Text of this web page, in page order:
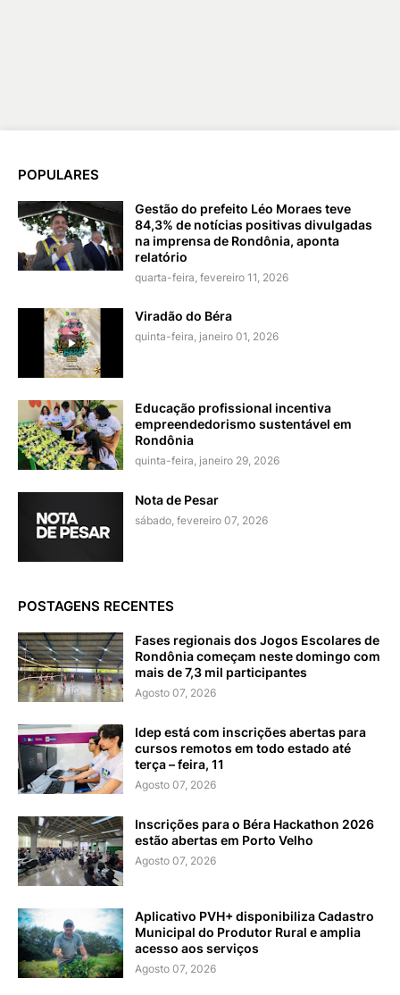
POPULARES
Gestão do prefeito Léo Moraes teve
84,3% de notícias positivas divulgadas
na imprensa de Rondônia, aponta
relatório
quarta-feira, fevereiro 11, 2026
Viradão do Béra
quinta-feira, janeiro 01, 2026
Educação profissional incentiva
empreendedorismo sustentável em
Rondônia
quinta-feira, janeiro 29, 2026
Nota de Pesar
sábado, fevereiro 07, 2026
POSTAGENS RECENTES
Fases regionais dos Jogos Escolares de
Rondônia começam neste domingo com
mais de 7,3 mil participantes
Agosto 07, 2026
Idep está com inscrições abertas para
cursos remotos em todo estado até
terça – feira, 11
Agosto 07, 2026
Inscrições para o Béra Hackathon 2026
estão abertas em Porto Velho
Agosto 07, 2026
Aplicativo PVH+ disponibiliza Cadastro
Municipal do Produtor Rural e amplia
acesso aos serviços
Agosto 07, 2026